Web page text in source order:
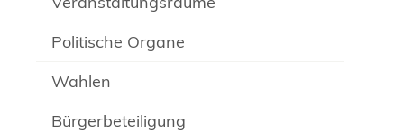
Politische Organe
Wahlen
Bürgerbeteiligung